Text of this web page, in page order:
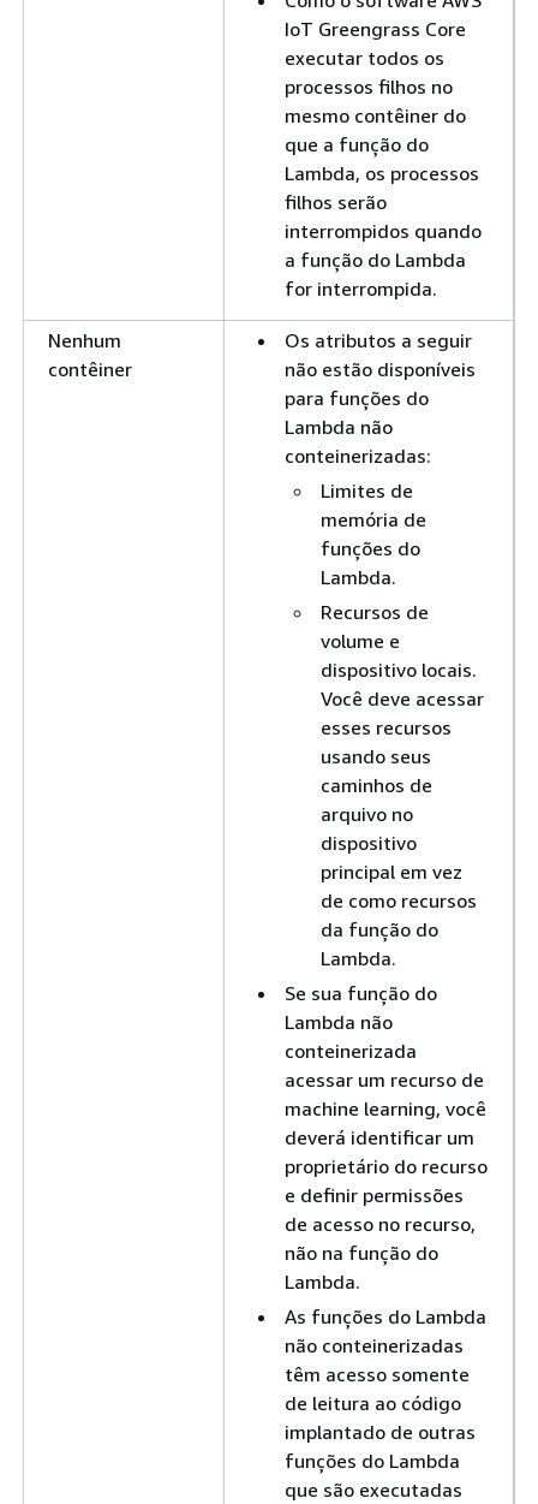
IoT Greengrass Core
executar todos os
processos filhos no
mesmo contêiner do
que a função do
Lambda, os processos
filhos serão
interrompidos quando
a função do Lambda
for interrompida.
Nenhum
contêiner
Os atributos a seguir
não estão disponíveis
para funções do
Lambda não
conteinerizadas:
Limites de
memória de
funções do
Lambda.
Recursos de
volume e
dispositivo locais.
Você deve acessar
esses recursos
usando seus
caminhos de
arquivo no
dispositivo
principal em vez
de como recursos
da função do
Lambda.
Se sua função do
Lambda não
conteinerizada
acessar um recurso de
machine learning, você
deverá identificar um
proprietário do recurso
e definir permissões
de acesso no recurso,
não na função do
Lambda.
As funções do Lambda
não conteinerizadas
têm acesso somente
de leitura ao código
implantado de outras
funções do Lambda
que são executadas